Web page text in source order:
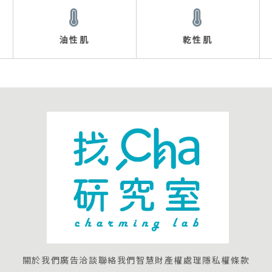
油性肌 乾性肌
關於我們廣告洽談聯絡我們智慧財產權處理隱私權條款